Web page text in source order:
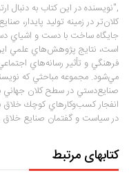
,"نويسنده در اين كتاب به دنبال
كلان‌تر در زمينه توليد پايدار،
جايگاه ساخت با دست و اشياي
است، نتايج پژوهش‌هاي علمي اين
فرهنگي و تأثير رسانه‌هاي
مي‌شود. مجموعه ‌مباحثي كه
صنايع‌دستي در سطح كلان جهاني
انفجار كسب‌وكارهاي كوچك خلاق
در سياست و گفتمان صنايع خلاق و
کتابهای مرتبط